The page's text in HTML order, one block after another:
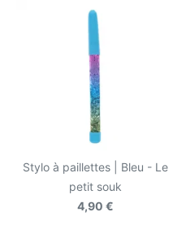
Stylo à paillettes | Bleu - Le
petit souk
4,90 €